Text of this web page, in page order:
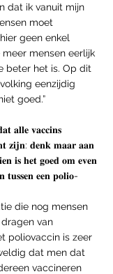
dat ik vanuit mijn
moet
geen enkel
mensen eerlijk
beter het is. Op dit
eenzijdig
goed.”
𝐚𝐥𝐥𝐞 𝐯𝐚𝐜𝐜𝐢𝐧𝐬
𝐳𝐢𝐣𝐧: 𝐝𝐞𝐧𝐤 𝐦𝐚𝐚𝐫 𝐚𝐚𝐧
𝐢𝐬 𝐡𝐞𝐭 𝐠𝐨𝐞𝐝 𝐨𝐦 𝐞𝐯𝐞𝐧
𝐭𝐮𝐬𝐬𝐞𝐧 𝐞𝐞𝐧 𝐩𝐨𝐥𝐢𝐨-
die nog mensen
van
poliovaccin is zeer
dat men dat
vaccineren